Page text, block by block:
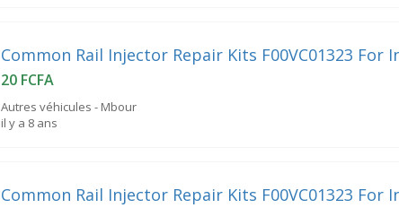
Common Rail Injector Repair Kits F00VC01323 For
20 FCFA
Autres véhicules - Mbour
il y a 8 ans
Common Rail Injector Repair Kits F00VC01323 For